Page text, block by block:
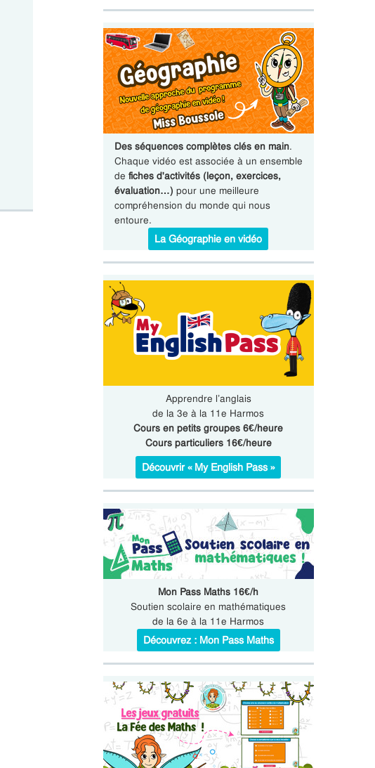
Des séquences complètes clés en main.
Chaque vidéo est associée à un ensemble
de fiches d'activités (leçon, exercices,
évaluation…) pour une meilleure
compréhension du monde qui nous
entoure.
La Géographie en vidéo
Apprendre l’anglais
de la 3e à la 11e Harmos
Cours en petits groupes 6€/heure
Cours particuliers 16€/heure
Découvrir « My English Pass »
Mon Pass Maths 16€/h
Soutien scolaire en mathématiques
de la 6e à la 11e Harmos
Découvrez : Mon Pass Maths